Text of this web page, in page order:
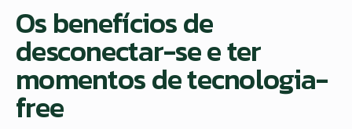
Os benefícios de
desconectar-se e ter
momentos de tecnologia-
free